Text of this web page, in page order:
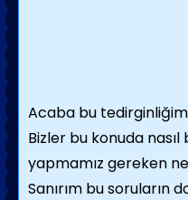
Acaba bu
Bizler bu konuda nasıl
yapmamız gereken
Sanırım bu soruların